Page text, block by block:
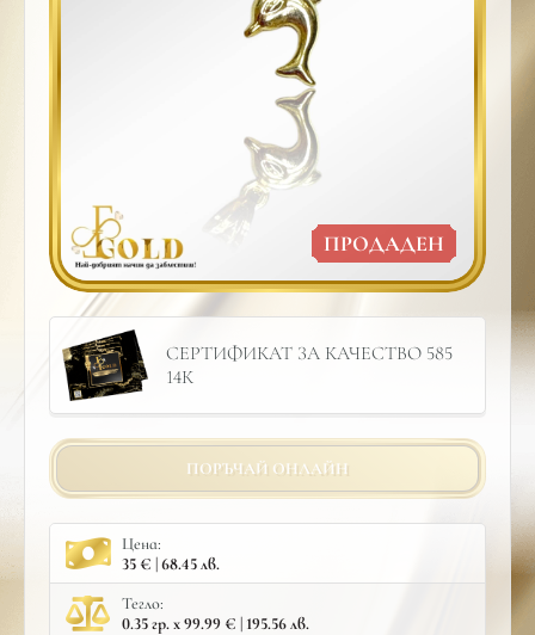
ПРОДАДЕН
СЕРТИФИКАТ ЗА КАЧЕСТВО 585
14К
ПОРЪЧАЙ ОНЛАЙН
Цена:
35 € | 68.45 лв.
Тегло:
0.35 гр. x 99.99 € | 195.56 лв.